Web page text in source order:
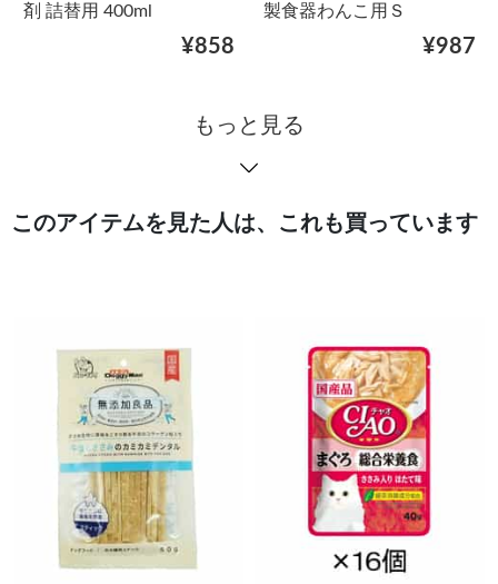
剤 詰替用 400ml
¥858
製食器わんこ用Ｓ
¥987
もっと見る
このアイテムを見た人は、これも買っています